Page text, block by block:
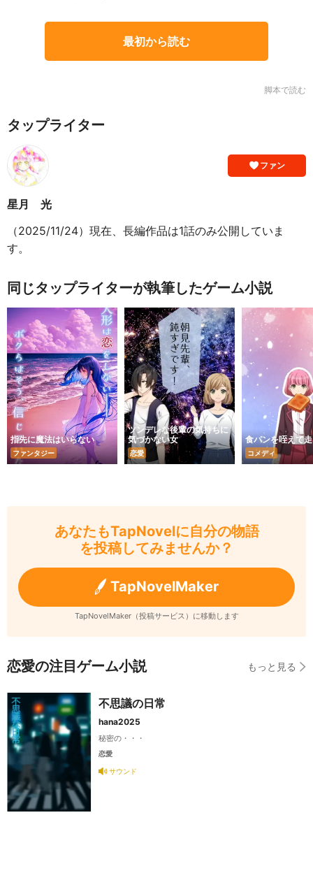
最初から読む
脚本で読む
タップライター
ファン
星月 光
（2025/11/24）現在、長編作品は1話のみ公開していま
す。
同じタップライターが執筆したゲーム小説
指先に魔法はいらない
ファンタジー
ツンデレな後輩の気持ちに
気づかない女
恋愛
食パンを咥えて
コメディ
あなたもTapNovelに自分の物語
を投稿してみませんか？
TapNovelMaker
TapNovelMaker（投稿サービス）に移動します
恋愛の注目ゲーム小説 もっと見る
不思議の日常
hana2025
秘密の・・・
恋愛
サウンド